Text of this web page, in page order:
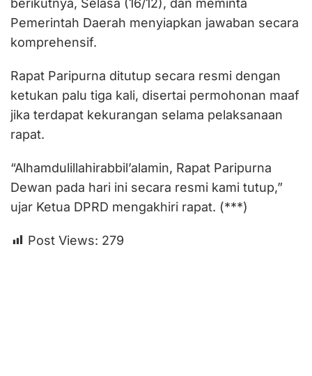
Pemerintah Daerah menyiapkan jawaban secara
komprehensif.
Rapat Paripurna ditutup secara resmi dengan
ketukan palu tiga kali, disertai permohonan maaf
jika terdapat kekurangan selama pelaksanaan
rapat.
“Alhamdulillahirabbil’alamin, Rapat Paripurna
Dewan pada hari ini secara resmi kami tutup,”
ujar Ketua DPRD mengakhiri rapat. (***)
Post Views: 279